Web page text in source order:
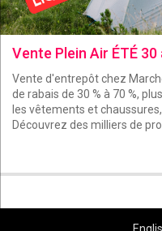
Vente Plein Air ÉTÉ 30
Vente d'entrepôt chez
de rabais de 30 % à 70 %,
les vêtements et
Découvrez des milliers de